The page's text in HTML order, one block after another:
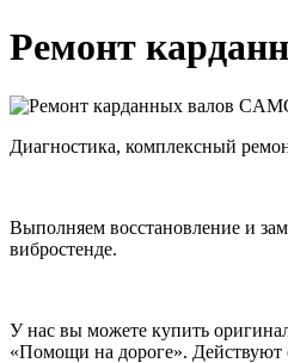
Ремонт
Диагностика, комплексный
Выполняем восстановление и
вибростенде.
У нас вы можете купить
«Помощи на дороге». Действуют